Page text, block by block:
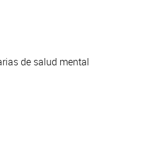
de salud mental